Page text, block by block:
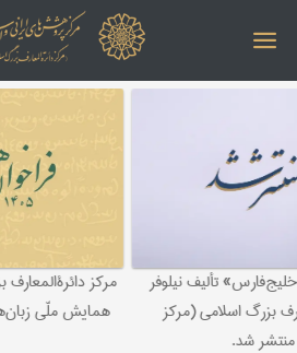
مرکز دائرة‌المعارف بزرگ اسلامی با همکاری
همایش ملّی زبان‌ها و گویش‌های ایران (گذشته و